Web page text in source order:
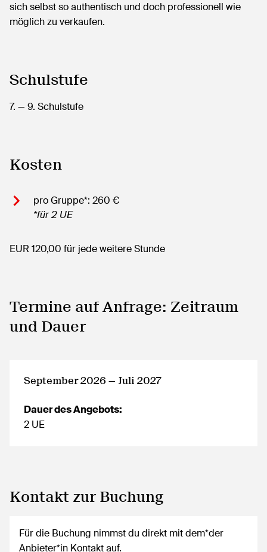
sich selbst so authentisch und doch professionell wie
möglich zu verkaufen.
Schulstufe
7. — 9. Schulstufe
Kosten
pro Gruppe*: 260 €
*für 2 UE
EUR 120,00 für jede weitere Stunde
Termine auf Anfrage: Zeitraum
und Dauer
September 2026 — Juli 2027
Dauer des Angebots:
2 UE
Kontakt zur Buchung
Für die Buchung nimmst du direkt mit dem*der
Anbieter*in Kontakt auf.